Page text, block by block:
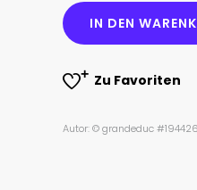
IN DEN
Zu Favoriten
Autor: © grandeduc